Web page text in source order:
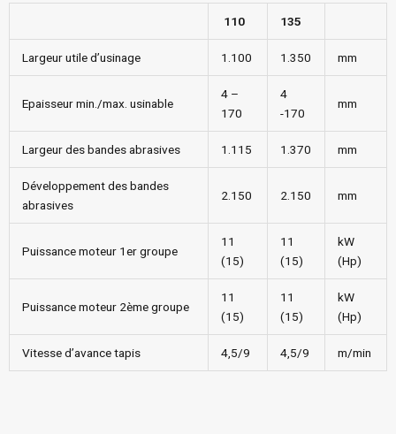
110 135
Largeur utile d’usinage 1.100 1.350 mm
Epaisseur min./max. usinable
4 –
170
4
-170
mm
Largeur des bandes abrasives 1.115 1.370 mm
Développement des bandes
abrasives
2.150 2.150 mm
Puissance moteur 1er groupe
11
(15)
11
(15)
kW
(Hp)
Puissance moteur 2ème groupe
11
(15)
11
(15)
kW
(Hp)
Vitesse d’avance tapis 4,5/9 4,5/9 m/min